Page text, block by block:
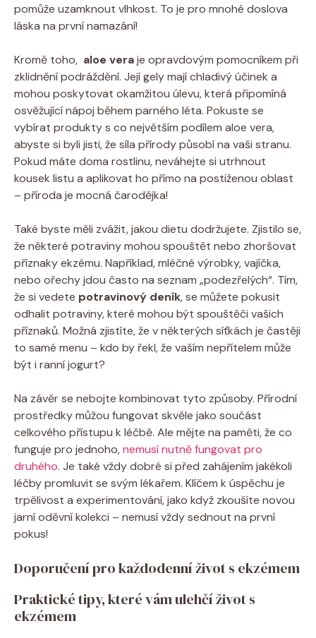
pomůže ⁤uzamknout vlhkost. ​To​ je pro ​mnohé doslova
láska na první namazání!
Kromě ‍toho, ‍ aloe veraje opravdovým pomocníkem při
zklidnění podráždění. Její gely mají ⁢chladivý ‌účinek a
mohou poskytovat⁤ okamžitou úlevu,‌ která ⁣připomíná
osvěžující ‍nápoj během parného léta. ⁣Pokuste se
vybírat produkty s co⁣ největším‍ podílem aloe vera,⁤
abyste si byli jisti, že síla přírody působí​ na vaši stranu.
Pokud máte doma‍ rostlinu, neváhejte si utrhnout
kousek listu ⁤a aplikovat ho přímo⁢ na postiženou⁢ oblast
–⁣ příroda ⁢je mocná čarodějka!
Také byste měli zvážit, jakou dietu dodržujete. Zjistilo ⁤se,
že některé potraviny ‌mohou spouštět nebo zhoršovat
příznaky‍ ekzému. Například, mléčné výrobky, vajíčka,
nebo ořechy jdou ⁤často na⁤ seznam „podezřelých“. Tím,
že si ​vedete‍ potravinový deník, se můžete pokusit⁢
odhalit potraviny, ‍které mohou být spouštěči ⁣vašich​
příznaků. Možná‌ zjistíte,‍ že‌ v některých síťkách⁤ je ⁤častěji
to ‍samé ⁣menu – kdo by řekl, že vaším⁣ nepřítelem může
být i ranní jogurt?
Na​ závěr ‌se nebojte kombinovat tyto způsoby.‌ Přírodní
prostředky můžou ⁣fungovat⁣ skvěle ⁤jako ⁣součást
‍celkového přístupu k léčbě.‌ Ale mějte na ‍paměti, že​ co
funguje pro jednoho,nemusí nutně fungovat ⁤pro⁤
druhého. ‍Je také vždy dobré si⁤ před zahájením‍ jakékoli
léčby promluvit se svým​ lékařem. ‌Klíčem k úspěchu je
trpělivost ⁤a experimentování, jako ‌když zkoušíte novou
jarní oděvní kolekci – nemusí vždy sednout ⁣na první
pokus!
Doporučení pro každodenní život ⁤s ekzémem
Praktické tipy,‌ které vám ⁤ulehčí život s
ekzémem